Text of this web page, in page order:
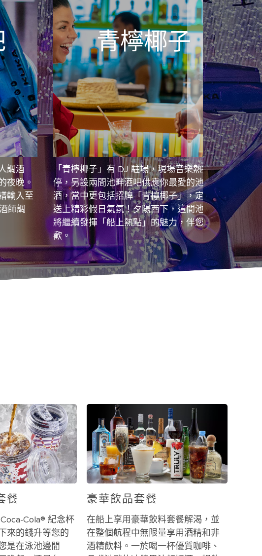
調酒
夜晚。
輸入至
師調
青檸椰子
「青檸椰子」有 DJ 駐場，現場音樂熱播不
停，另設兩間池畔酒吧供應你最愛的池畔雞尾
酒，當中更包括招牌「青檸椰子」，定當為你
送上精彩假日氣氛！夕陽西下，這間池畔酒吧
將繼續發揮「船上熱點」的魅力，伴您徹夜狂
歡。
昂
餐
Cola® 紀念杯
來的錢升等您的
是在泳池邊閒
豪華飲品套餐
在船上享用豪華飲料套餐解渴，並
在整個航程中無限量享用酒精和非
酒精飲料。一於喝一杯優質咖啡、